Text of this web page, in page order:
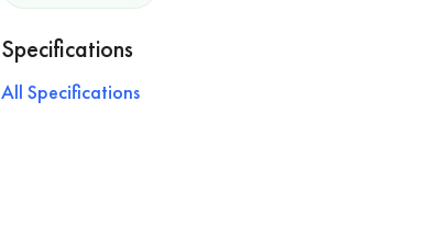
Specifications
All Specifications